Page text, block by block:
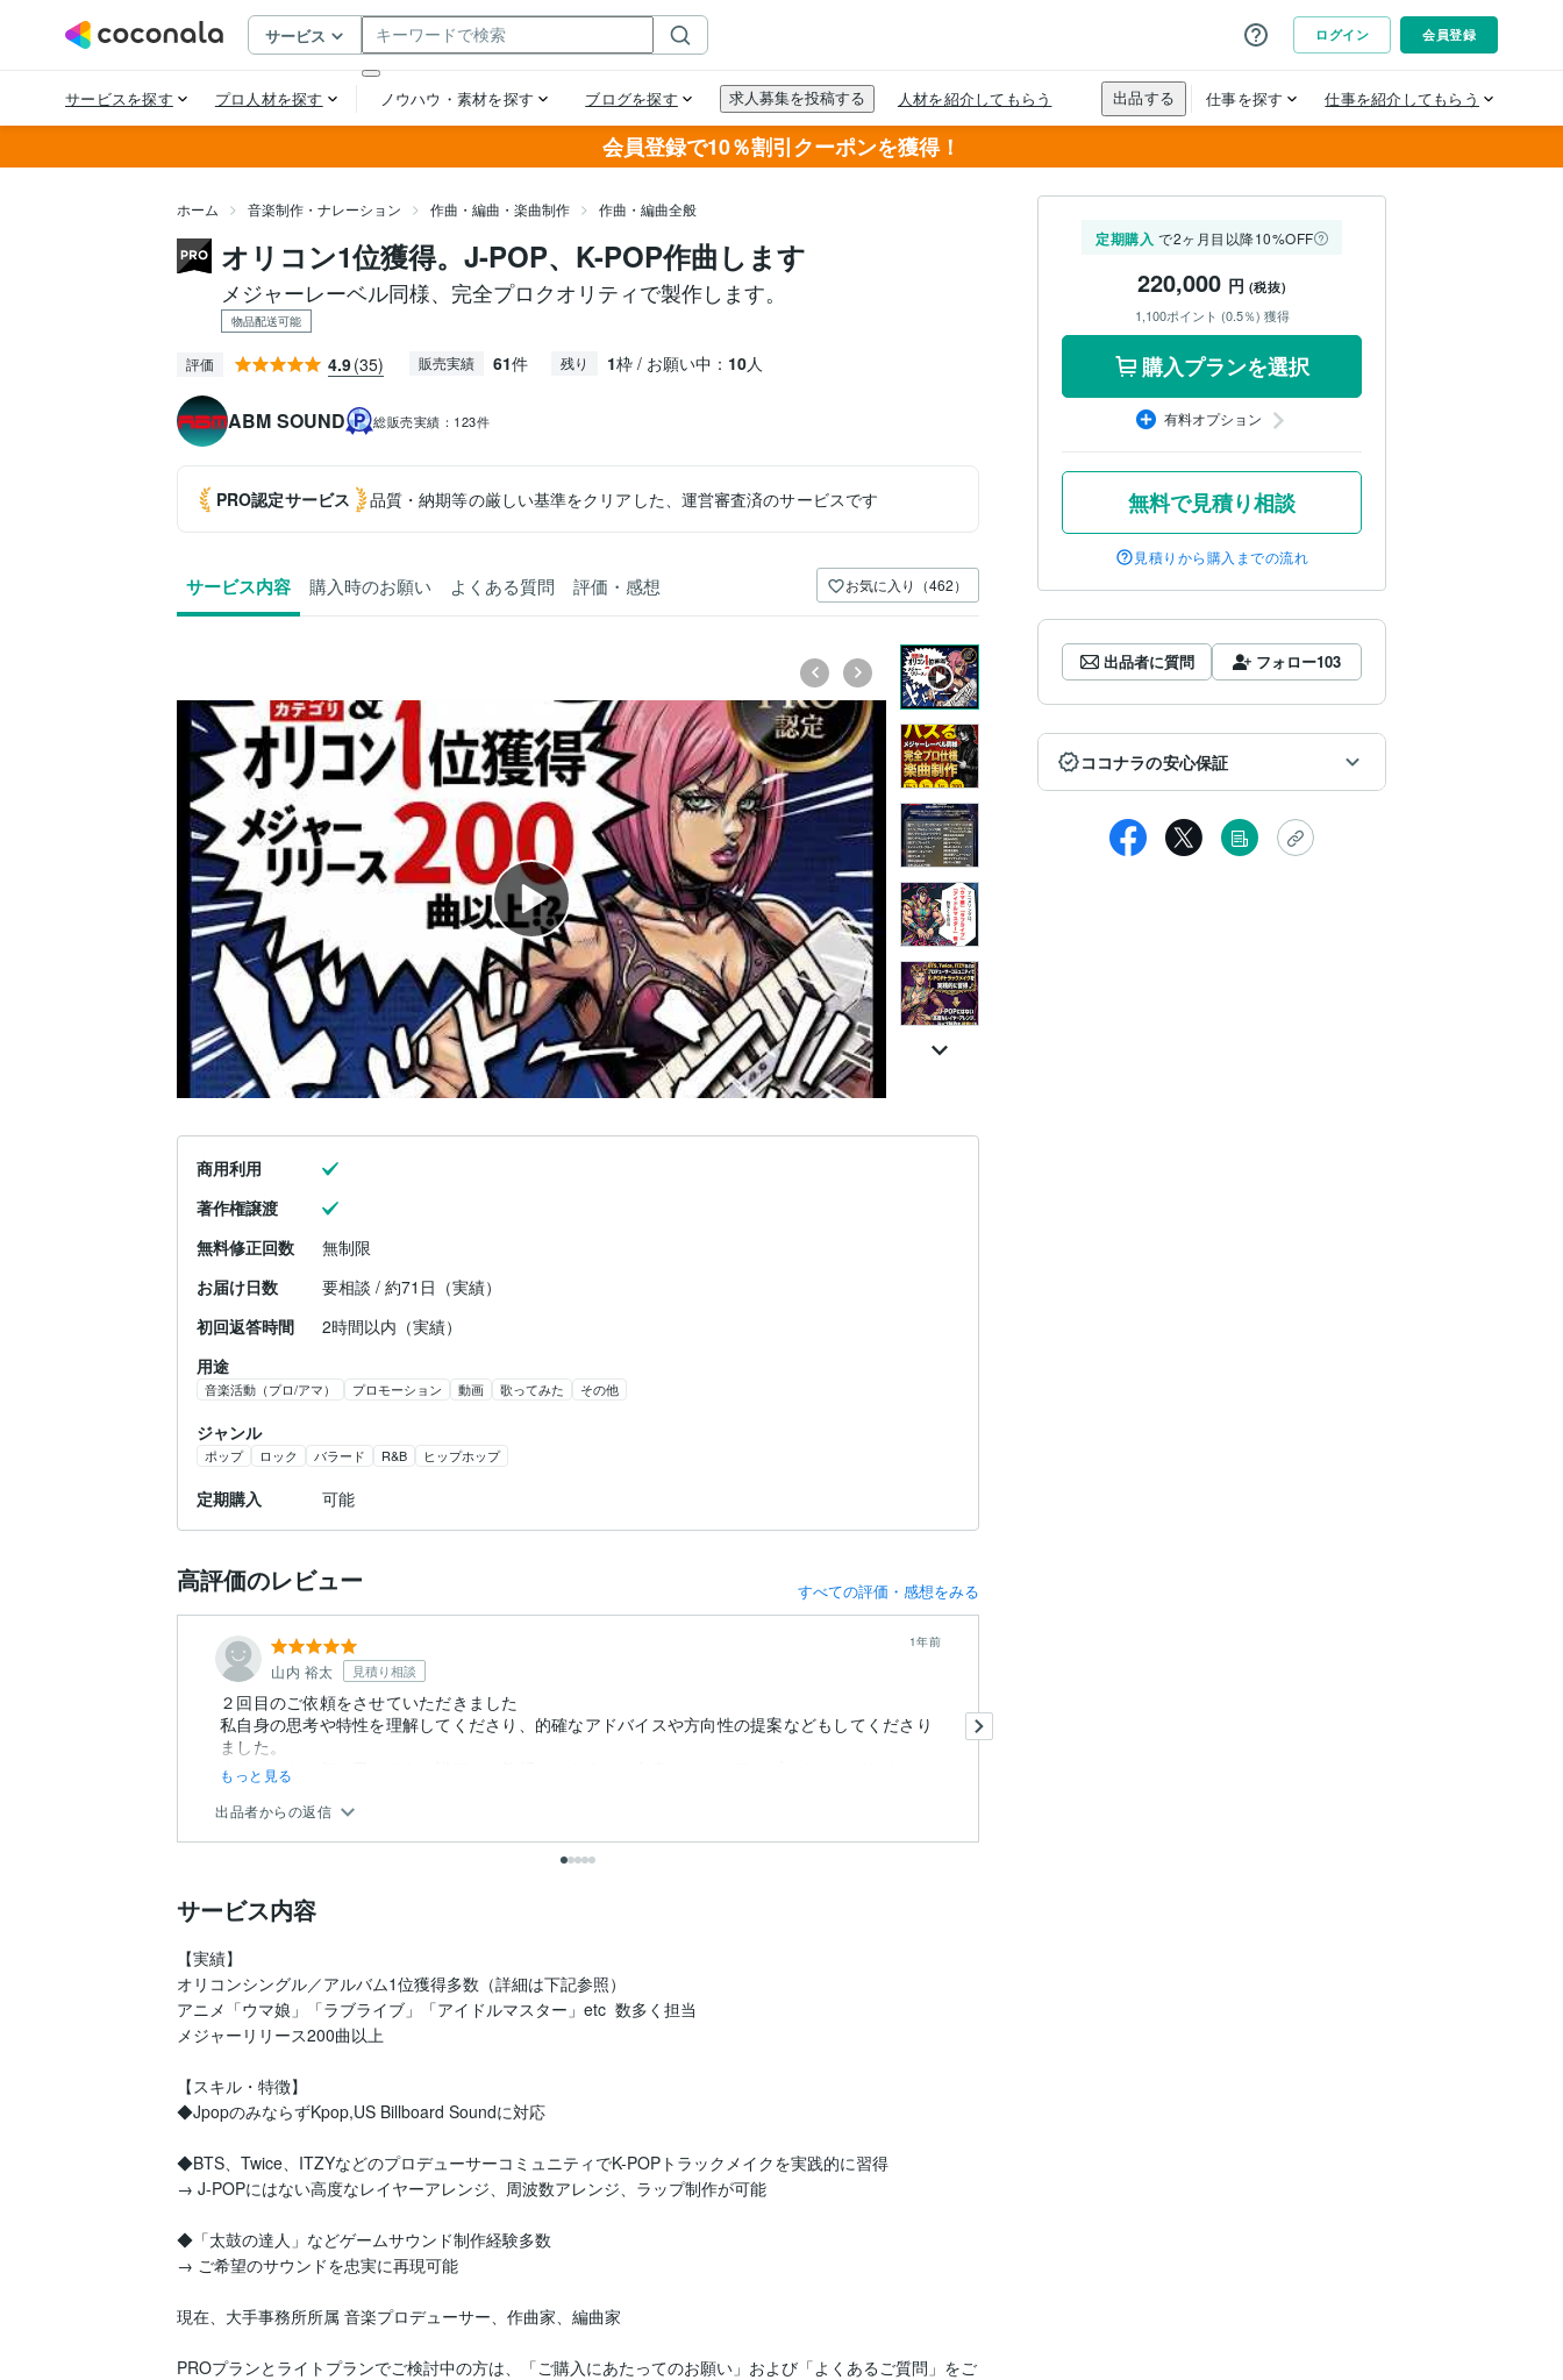
会員登録で10％割引クーポンを獲得！
ホーム 音楽制作・ナレーション 作曲・編曲・楽曲制作 作曲・編曲全般
オリコン1位獲得。J-POP、K-POP作曲します
メジャーレーベル同様、完全プロクオリティで製作します。
物品配送可能
評価 4.9(35) 販売実績 61件 残り 1枠 / お願い中： 10人
ABM SOUND 総販売実績： 123件
PRO認定サービス 品質・納期等の厳しい基準をクリアした、運営審査済のサービスです
サービス内容 購入時のお願い よくある質問 評価・感想 お気に入り（462）
商用利用
著作権譲渡
無料修正回数
無制限
お届け日数
要相談 / 約71日（実績）
初回返答時間
2時間以内（実績）
用途
音楽活動（プロ/アマ） プロモーション 動画 歌ってみた その他
ジャンル
ポップ ロック バラード R&B ヒップホップ
定期購入 可能
高評価のレビュー すべての評価・感想をみる
山内 裕太 見積り相談
1年前
２回目のご依頼をさせていただきました
私自身の思考や特性を理解してくださり、的確なアドバイスや方向性の提案などもしてくださり
ました。
またこちらが何を尋ねても、詳細にご教授くださるので自身のスキルアップにもつながりました
もっと見る
出品者からの返信
サービス内容
【実績】
オリコンシングル／アルバム1位獲得多数（詳細は下記参照）
アニメ「ウマ娘」「ラブライブ」「アイドルマスター」etc  数多く担当
メジャーリリース200曲以上
【スキル・特徴】
◆JpopのみならずKpop,US Billboard Soundに対応
◆BTS、Twice、ITZYなどのプロデューサーコミュニティでK-POPトラックメイクを実践的に習得
→ J-POPにはない高度なレイヤーアレンジ、周波数アレンジ、ラップ制作が可能
◆「太鼓の達人」などゲームサウンド制作経験多数
→ ご希望のサウンドを忠実に再現可能
現在、大手事務所所属 音楽プロデューサー、作曲家、編曲家
PROプランとライトプランでご検討中の方は、「ご購入にあたってのお願い」および「よくあるご質問」をご
定期購入 で2ヶ月目以降10%OFF
220,000 円 (税抜)
1,100ポイント (0.5％) 獲得
購入プランを選択
有料オプション
無料で見積り相談
見積りから購入までの流れ
出品者に質問 フォロー103
ココナラの安心保証